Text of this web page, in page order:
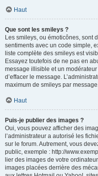
Haut
Que sont les smileys ?
Les smileys, ou émoticônes, sont
sentiments avec un code simple,
liste complète des smileys est
Essayez toutefois de ne pas en
message illisible et un
d’effacer le message.
maximum de smileys par
Haut
Puis-je publier des images ?
Oui, vous pouvez afficher des
l’administrateur a autorisé les
sur le forum. Autrement, vous
public, exemple : http://
lier des images de votre
images placées derrière des